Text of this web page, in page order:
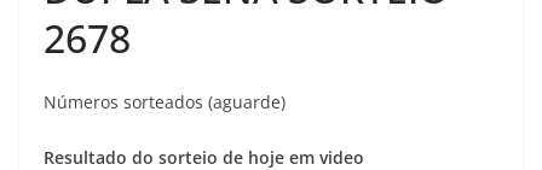
2678
Números sorteados (aguarde)
Resultado do sorteio de hoje em video